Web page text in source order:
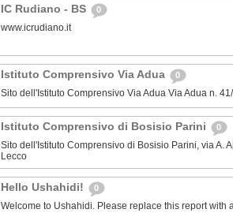
IC Rudiano - BS 0
www.icrudiano.it
Istituto Comprensivo Via Adua 0
Sito dell'Istituto Comprensivo Via Adua Via Adua n.
Istituto Comprensivo di Bosisio Parini 0
Sito dell'Istituto Comprensivo di Bosisio Parini, via A.
Lecco
Hello Ushahidi! 0
Welcome to Ushahidi. Please replace this report with